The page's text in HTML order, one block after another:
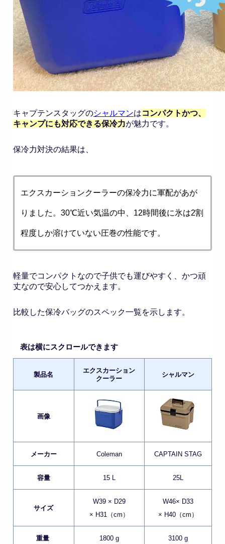
キャプテンスタッグのシャルマンはコンパクトかつ、
キャンプにも対応できる保冷力が魅力です。
保冷力対決の結果は、
エクスカーションクーラーの保冷力に軍配があが
りました。30℃近い気温の中、12時間後に氷は2割
程度しか溶けていない圧巻の性能です。
軽量でコンパクトなので子供でも運びやすく、かつ頑
丈なので安心してつかえます。
比較した保冷バッグのスペック一覧を示します。
表は横にスクロールできます
製品名
エクスカーション
クーラー
シャルマン
画像
メーカー Coleman CAPTAIN STAG
容量 15 L 25L
サイズ
W39 × D29
× H31（cm）
W46× D33
× H40（cm）
重量 1800 g 3100 g